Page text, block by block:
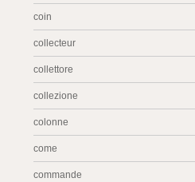
coin
collecteur
collettore
collezione
colonne
come
commande